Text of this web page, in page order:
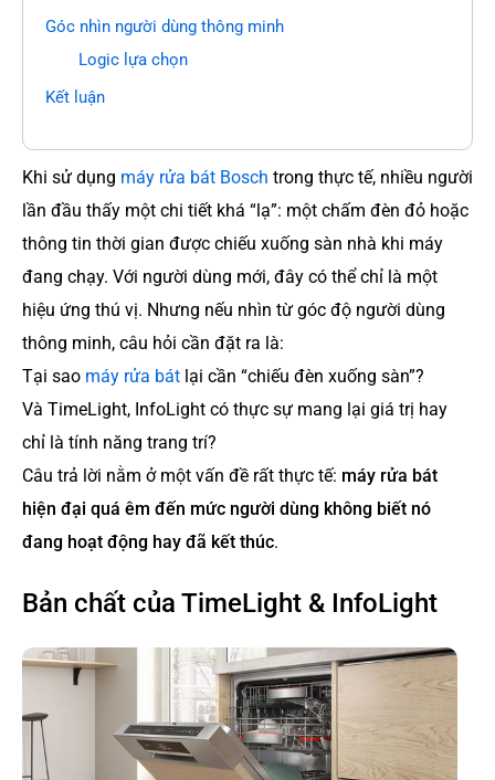
Góc nhìn người dùng thông minh
Logic lựa chọn
Kết luận
Khi sử dụng máy rửa bát Bosch trong thực tế, nhiều người
lần đầu thấy một chi tiết khá “lạ”: một chấm đèn đỏ hoặc
thông tin thời gian được chiếu xuống sàn nhà khi máy
đang chạy. Với người dùng mới, đây có thể chỉ là một
hiệu ứng thú vị. Nhưng nếu nhìn từ góc độ người dùng
thông minh, câu hỏi cần đặt ra là:
Tại sao máy rửa bát lại cần “chiếu đèn xuống sàn”?
Và TimeLight, InfoLight có thực sự mang lại giá trị hay
chỉ là tính năng trang trí?
Câu trả lời nằm ở một vấn đề rất thực tế: máy rửa bát
hiện đại quá êm đến mức người dùng không biết nó
đang hoạt động hay đã kết thúc.
Bản chất của TimeLight & InfoLight